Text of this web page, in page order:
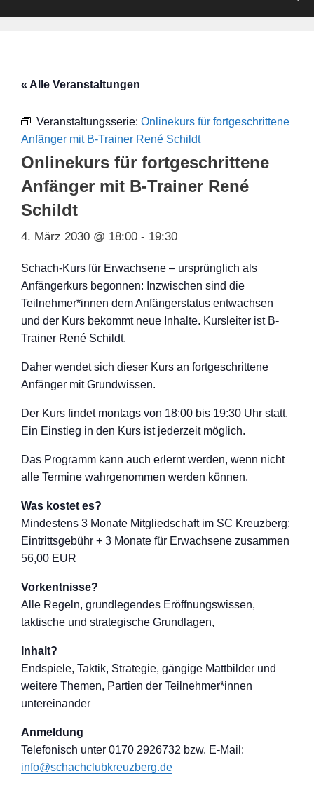
« Alle Veranstaltungen
Veranstaltungsserie: Onlinekurs für fortgeschrittene
Anfänger mit B-Trainer René Schildt
Onlinekurs für fortgeschrittene
Anfänger mit B-Trainer René
Schildt
4. März 2030 @ 18:00 - 19:30
Schach-Kurs für Erwachsene – ursprünglich als
Anfängerkurs begonnen: Inzwischen sind die
Teilnehmer*innen dem Anfängerstatus entwachsen
und der Kurs bekommt neue Inhalte. Kursleiter ist B-
Trainer René Schildt.
Daher wendet sich dieser Kurs an fortgeschrittene
Anfänger mit Grundwissen.
Der Kurs findet montags von 18:00 bis 19:30 Uhr statt.
Ein Einstieg in den Kurs ist jederzeit möglich.
Das Programm kann auch erlernt werden, wenn nicht
alle Termine wahrgenommen werden können.
Was kostet es?
Mindestens 3 Monate Mitgliedschaft im SC Kreuzberg:
Eintrittsgebühr + 3 Monate für Erwachsene zusammen
56,00 EUR
Vorkentnisse?
Alle Regeln, grundlegendes Eröffnungswissen,
taktische und strategische Grundlagen,
Inhalt?
Endspiele, Taktik, Strategie, gängige Mattbilder und
weitere Themen, Partien der Teilnehmer*innen
untereinander
Anmeldung
Telefonisch unter 0170 2926732 bzw. E-Mail:
info@schachclubkreuzberg.de